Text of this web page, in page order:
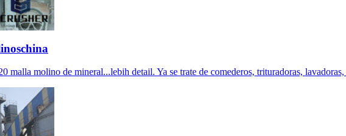
malla molino de mineral...lebih detail. Ya se trate de comederos, trituradoras, lavadoras,